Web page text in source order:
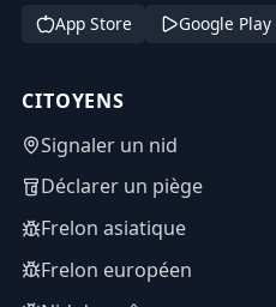
App Store Google Play
CITOYENS
Signaler un nid
Déclarer un piège
Frelon asiatique
Frelon européen